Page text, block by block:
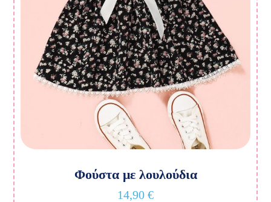
Φούστα με λουλούδια
14,90 €